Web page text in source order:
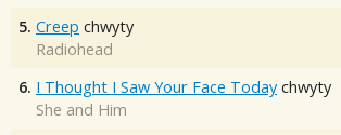
5. Creep chwyty
Radiohead
6. I Thought I Saw Your Face Today chwyty
She and Him